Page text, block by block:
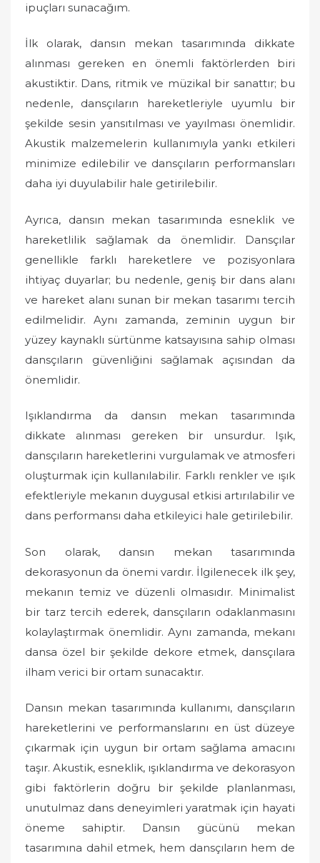
ipuçları sunacağım.
İlk olarak, dansın mekan tasarımında dikkate
alınması gereken en önemli faktörlerden biri
akustiktir. Dans, ritmik ve müzikal bir sanattır; bu
nedenle, dansçıların hareketleriyle uyumlu bir
şekilde sesin yansıtılması ve yayılması önemlidir.
Akustik malzemelerin kullanımıyla yankı etkileri
minimize edilebilir ve dansçıların performansları
daha iyi duyulabilir hale getirilebilir.
Ayrıca, dansın mekan tasarımında esneklik ve
hareketlilik sağlamak da önemlidir. Dansçılar
genellikle farklı hareketlere ve pozisyonlara
ihtiyaç duyarlar; bu nedenle, geniş bir dans alanı
ve hareket alanı sunan bir mekan tasarımı tercih
edilmelidir. Aynı zamanda, zeminin uygun bir
yüzey kaynaklı sürtünme katsayısına sahip olması
dansçıların güvenliğini sağlamak açısından da
önemlidir.
Işıklandırma da dansın mekan tasarımında
dikkate alınması gereken bir unsurdur. Işık,
dansçıların hareketlerini vurgulamak ve atmosferi
oluşturmak için kullanılabilir. Farklı renkler ve ışık
efektleriyle mekanın duygusal etkisi artırılabilir ve
dans performansı daha etkileyici hale getirilebilir.
Son olarak, dansın mekan tasarımında
dekorasyonun da önemi vardır. İlgilenecek ilk şey,
mekanın temiz ve düzenli olmasıdır. Minimalist
bir tarz tercih ederek, dansçıların odaklanmasını
kolaylaştırmak önemlidir. Aynı zamanda, mekanı
dansa özel bir şekilde dekore etmek, dansçılara
ilham verici bir ortam sunacaktır.
Dansın mekan tasarımında kullanımı, dansçıların
hareketlerini ve performanslarını en üst düzeye
çıkarmak için uygun bir ortam sağlama amacını
taşır. Akustik, esneklik, ışıklandırma ve dekorasyon
gibi faktörlerin doğru bir şekilde planlanması,
unutulmaz dans deneyimleri yaratmak için hayati
öneme sahiptir. Dansın gücünü mekan
tasarımına dahil etmek, hem dansçıların hem de